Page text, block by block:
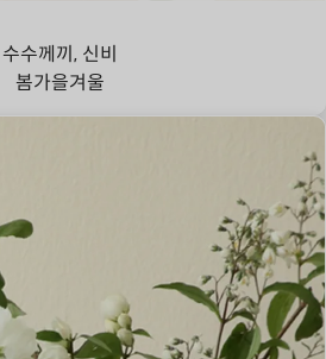
수수께끼, 신비
봄가을겨울